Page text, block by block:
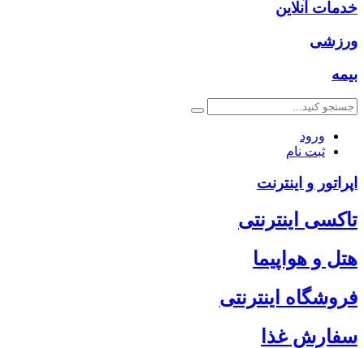
خدمات آنلاین
ورزشی
بیمه
ورود
ثبت نام
اپراتور و اینترنت
تاکسی اینترنتی
هتل و هواپیما
فروشگاه اینترنتی
سفارش غذا